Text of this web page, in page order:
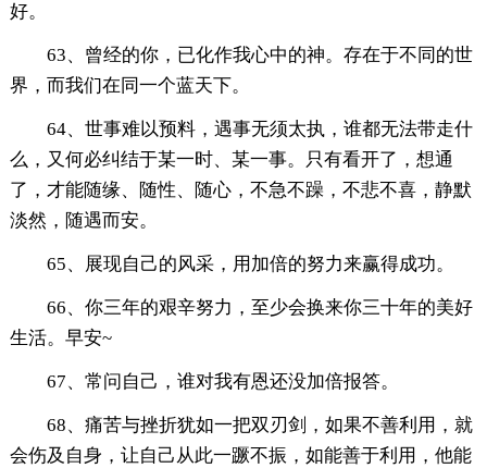
好。
63、曾经的你，已化作我心中的神。存在于不同的世
界，而我们在同一个蓝天下。
64、世事难以预料，遇事无须太执，谁都无法带走什
么，又何必纠结于某一时、某一事。只有看开了，想通
了，才能随缘、随性、随心，不急不躁，不悲不喜，静默
淡然，随遇而安。
65、展现自己的风采，用加倍的努力来赢得成功。
66、你三年的艰辛努力，至少会换来你三十年的美好
生活。早安~
67、常问自己，谁对我有恩还没加倍报答。
68、痛苦与挫折犹如一把双刃剑，如果不善利用，就
会伤及自身，让自己从此一蹶不振，如能善于利用，他能